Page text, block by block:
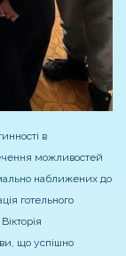
в
можливостей
наближених до
готельного
що успішно